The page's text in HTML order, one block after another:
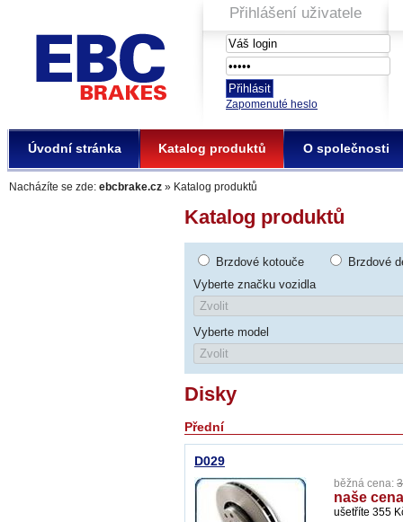
EBC Brakes
Nacházíte se zde: ebcbrake.cz » Katalog produktů
Katalog produktů
Brzdové kotouče
Brzdové
Vyberte značku vozidla
Vyberte model
Disky
Přední
D029
běžná cena:
naše
ušetříte 355
Úvodní stránka Katalog produktů O společnosti
Přihlášení uživatele
Zapomenuté heslo